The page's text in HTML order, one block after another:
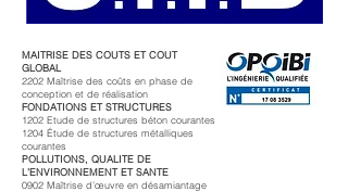
MAITRISE DES COUTS ET COUT
GLOBAL
2202 Maîtrise des coûts en phase de
conception et de réalisation
FONDATIONS ET STRUCTURES
1202 Etude de structures béton courantes
1204 Étude de structures métalliques
courantes
POLLUTIONS, QUALITE DE
L’ENVIRONNEMENT ET SANTE
0902 Maîtrise d’œuvre en désamiantage